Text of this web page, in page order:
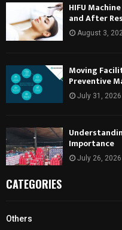
HIFU
and After
August 3,
Moving
Preventive
July 31, 2026
Importance
July 26, 2026
CATEGORIES
Others